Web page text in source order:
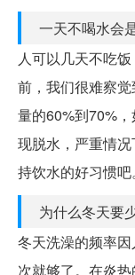
一天不喝水会
人可以几天不吃
前，我们很难察
量的60%到70%
现脱水，严重情
持饮水的好习惯吧。
为什么冬天要
冬天洗澡的频率
次就够了。在炎